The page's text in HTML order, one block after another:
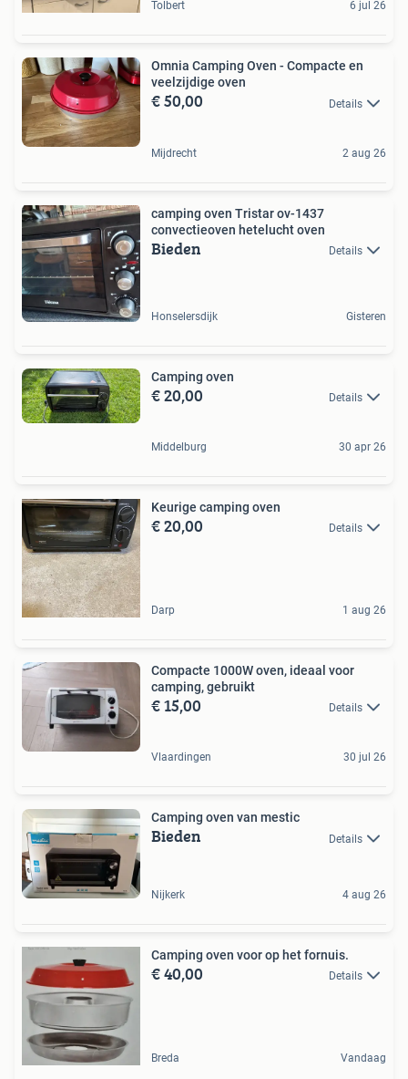
Tolbert 6 jul 26
Omnia Camping Oven - Compacte en
veelzijdige oven
€ 50,00 Details
Mijdrecht 2 aug 26
camping oven Tristar ov-1437
convectieoven hetelucht oven
Bieden Details
Honselersdijk Gisteren
Camping oven
€ 20,00 Details
Middelburg 30 apr 26
Keurige camping oven
€ 20,00 Details
Darp 1 aug 26
Compacte 1000W oven, ideaal voor
camping, gebruikt
€ 15,00 Details
Vlaardingen 30 jul 26
Camping oven van mestic
Bieden Details
Nijkerk 4 aug 26
Camping oven voor op het fornuis.
€ 40,00 Details
Breda Vandaag